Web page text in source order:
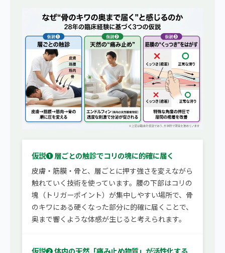
仮説❶ 層ごとの触診でコリの塊に的確に届く
皮膚・筋膜・骨と、層ごとに押す強さを変えながら
触れていく技術を使っています。腰の下部はコリの
塊（トリガーポイント）が集中しやすい場所で、骨
のキワにある硬くなった部分に的確に届くことで、
奥まで響くような体感が生じると考えられます。
仮説❷ 体内の天然「痛み止め物質」が活性化する